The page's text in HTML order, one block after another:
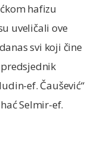
hafizu
uveličali ove
svi koji čine
ef. Čaušević“
Selmir-ef.